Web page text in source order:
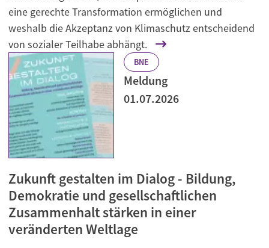
eine gerechte Transformation ermöglichen und
weshalb die Akzeptanz von Klimaschutz entscheidend
von sozialer Teilhabe abhängt.
BNE
Meldung
01.07.2026
Zukunft gestalten im Dialog - Bildung,
Demokratie und gesellschaftlichen
Zusammenhalt stärken in einer
veränderten Weltlage